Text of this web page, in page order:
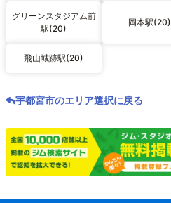
グリーンスタジアム前
駅(20)
岡本駅(20)
飛山城跡駅(20)
宇都宮市のエリア選択に戻る